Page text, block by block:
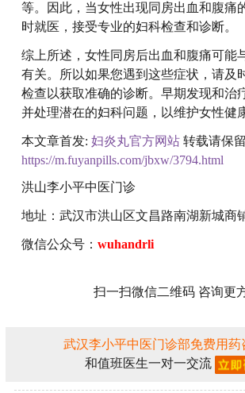
等。因此，当女性出现同房出血和腹痛
时就医，接受专业的妇科检查和诊断。
综上所述，女性同房后出血和腹痛可能
有关。所以如果您遇到这些症状，请及
检查以获取准确的诊断。早期发现和治
并处理潜在的妇科问题，以维护女性健
本文章首发: 妇炎丸官方网站 转载请保
https://m.fuyanpills.com/jbxw/3794.html
洪山李小平中医门诊
地址：武汉市洪山区文昌路南湖新城商
微信公众号： wuhandrli
扫一扫微信二维码 咨询更
武汉李小平中医门诊部免费用药
和值班医生一对一交流